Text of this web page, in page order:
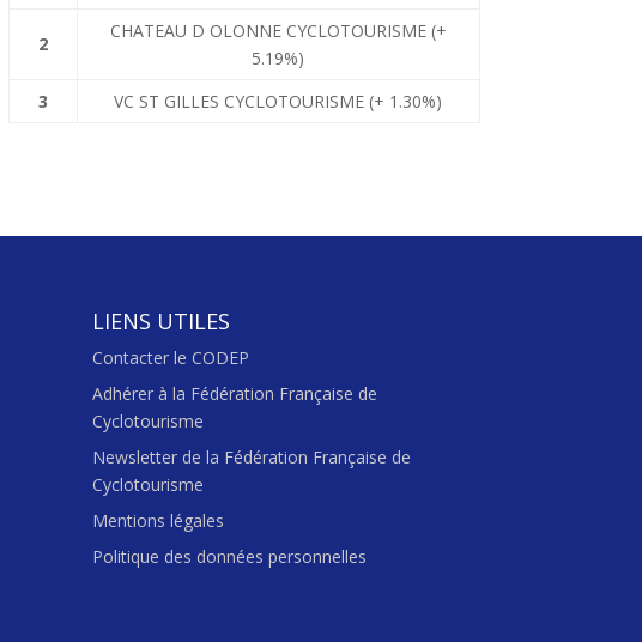
2
CHATEAU D OLONNE CYCLOTOURISME (+
5.19%)
3
VC ST GILLES CYCLOTOURISME (+ 1.30%)
LIENS UTILES
Contacter le CODEP
Adhérer à la Fédération Française de
Cyclotourisme
Newsletter de la Fédération Française de
Cyclotourisme
Mentions légales
Politique des données personnelles